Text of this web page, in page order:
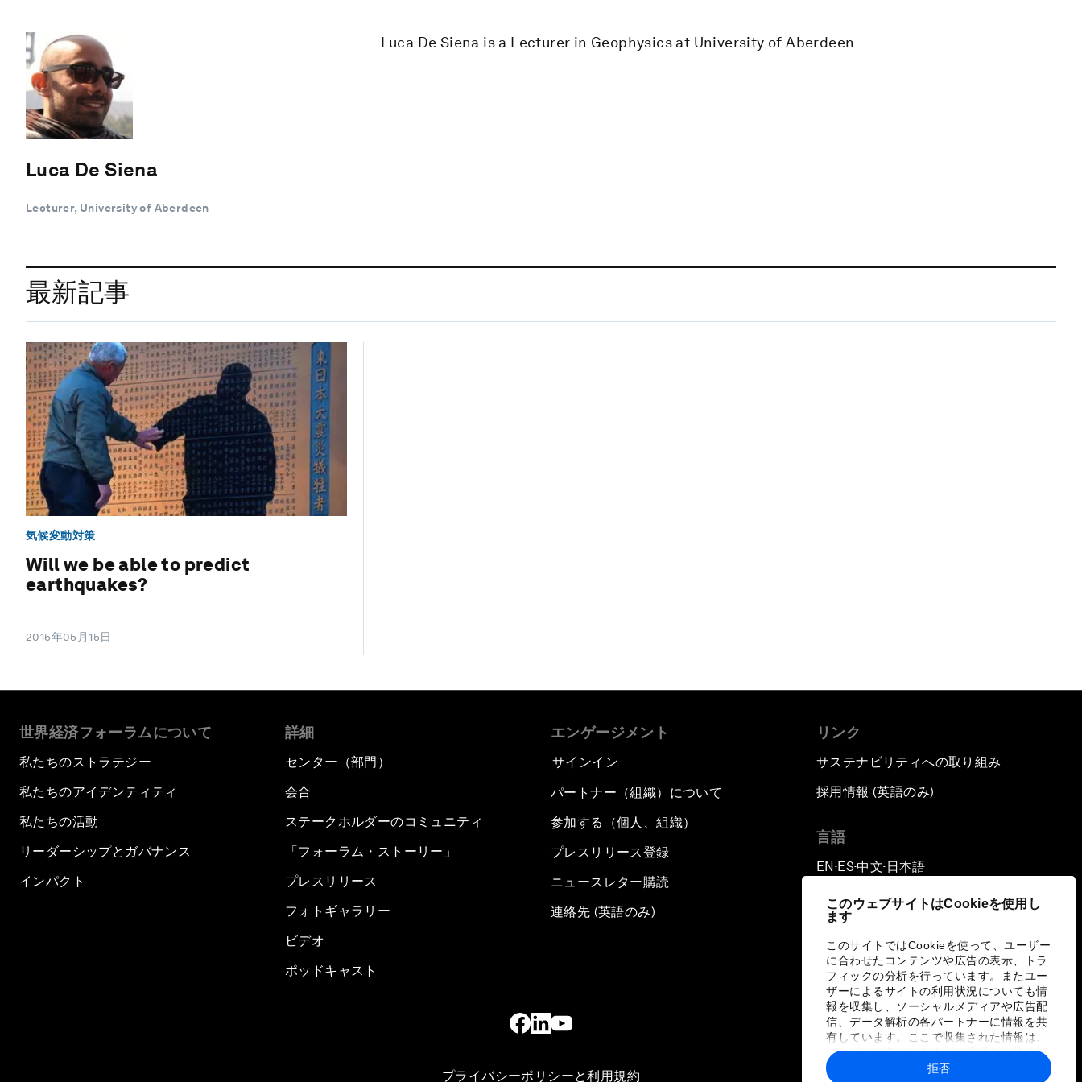
このウェブサイトはCookieを使用し
ます
このサイトではCookieを使って、ユーザー
に合わせたコンテンツや広告の表示、トラ
フィックの分析を行っています。またユー
ザーによるサイトの利用状況についても情
報を収集し、ソーシャルメディアや広告配
信、データ解析の各パートナーに情報を共
有しています。ここで収集された情報は、
ユーザーが各パートナーに提供した他の情
報や各パートナーのサービスを使用した際
拒否
Luca De Siena
Lecturer, University of Aberdeen
Luca De Siena is a Lecturer in Geophysics at University of Aberdeen
最新記事
気候変動対策
Will we be able to predict
earthquakes?
2015年05月15日
世界経済フォーラムについて
私たちのストラテジー
私たちのアイデンティティ
私たちの活動
リーダーシップとガバナンス
インパクト
詳細
センター（部門）
会合
ステークホルダーのコミュニティ
「フォーラム・ストーリー」
プレスリリース
フォトギャラリー
ビデオ
ポッドキャスト
エンゲージメント
サインイン
パートナー（組織）について
参加する（個人、組織）
プレスリリース登録
ニュースレター購読
連絡先 (英語のみ)
リンク
サステナビリティへの取り組み
採用情報 (英語のみ)
言語
EN ▪ ES▪中文▪ 日本語
プライバシーポリシーと利用規約